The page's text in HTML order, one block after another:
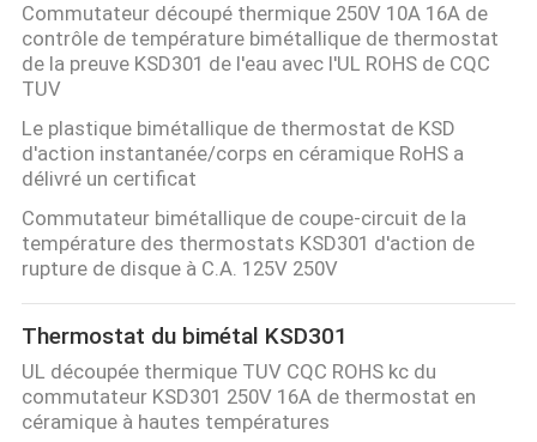
PROPOS
DE
NOUS
VISITE
D'USINE
CONTRÔLE
DE
LA
QUALITÉ
Commutateur découpé thermique 250V 10A 16A de
contrôle de température bimétallique de thermostat
de la preuve KSD301 de l'eau avec l'UL ROHS de CQC
TUV
Le plastique bimétallique de thermostat de KSD
d'action instantanée/corps en céramique RoHS a
délivré un certificat
Commutateur bimétallique de coupe-circuit de la
température des thermostats KSD301 d'action de
rupture de disque à C.A. 125V 250V
Thermostat du bimétal KSD301
UL découpée thermique TUV CQC ROHS kc du
commutateur KSD301 250V 16A de thermostat en
céramique à hautes températures